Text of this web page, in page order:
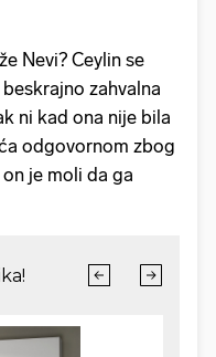
Nevi? Ceylin se
zahvalna
ni kad ona nije bila
odgovornom zbog
je moli da ga